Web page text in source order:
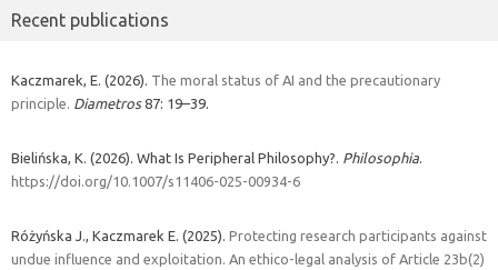
Recent publications
Kaczmarek, E. (2026). The moral status of AI and the precautionary
principle. Diametros87: 19–39.
Bielińska, K. (2026). What Is Peripheral Philosophy?. Philosophia
https://doi.org/10.1007/s11406-025-00934-6
Różyńska J., Kaczmarek E. (2025). Protecting research participants against
undue influence and exploitation. An ethico-legal analysis of Article 23b(2)